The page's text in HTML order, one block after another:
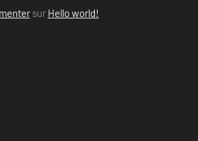
sur Hello world!